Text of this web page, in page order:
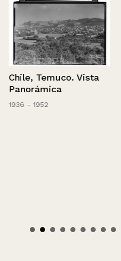
Chile, Temuco. Vista
Panorámica
1936 - 1952